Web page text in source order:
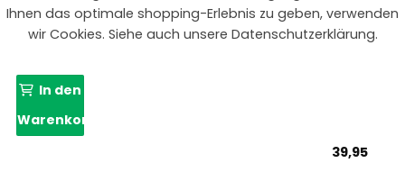
Ihnen das optimale shopping-Erlebnis zu geben, verwenden
wir Cookies. Siehe auch unsere Datenschutzerklärung.
39,95
In den
Warenkorb